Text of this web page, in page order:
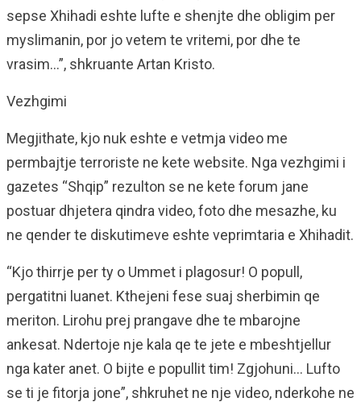
sepse Xhihadi eshte lufte e shenjte dhe obligim per
myslimanin, por jo vetem te vritemi, por dhe te
vrasim…”, shkruante Artan Kristo.
Vezhgimi
Megjithate, kjo nuk eshte e vetmja video me
permbajtje terroriste ne kete website. Nga vezhgimi i
gazetes “Shqip” rezulton se ne kete forum jane
postuar dhjetera qindra video, foto dhe mesazhe, ku
ne qender te diskutimeve eshte veprimtaria e Xhihadit.
“Kjo thirrje per ty o Ummet i plagosur! O popull,
pergatitni luanet. Kthejeni fese suaj sherbimin qe
meriton. Lirohu prej prangave dhe te mbarojne
ankesat. Ndertoje nje kala qe te jete e mbeshtjellur
nga kater anet. O bijte e popullit tim! Zgjohuni… Lufto
se ti je fitorja jone”, shkruhet ne nje video, nderkohe ne